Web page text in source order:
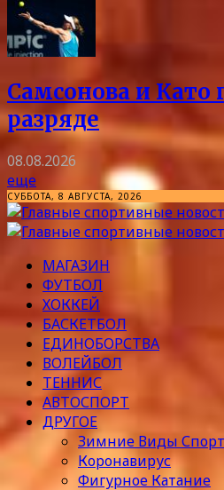
Самсонова и Като
разряде
08.08.2026
еще
СУББОТА, 8 АВГУСТА, 2026
МАГАЗИН
ФУТБОЛ
ХОККЕЙ
БАСКЕТБОЛ
ЕДИНОБОРСТВА
ВОЛЕЙБОЛ
ТЕННИС
АВТОСПОРТ
ДРУГОЕ
Зимние Виды
Коронавирус
Фигурное Катание